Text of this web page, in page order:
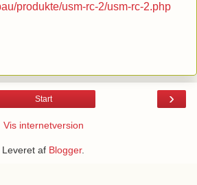
produkte/usm-rc-2/usm-rc-2.php
›
Start
Vis internetversion
Leveret af Blogger.